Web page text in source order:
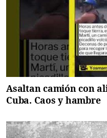
Asaltan camión con
Cuba. Caos y hambre